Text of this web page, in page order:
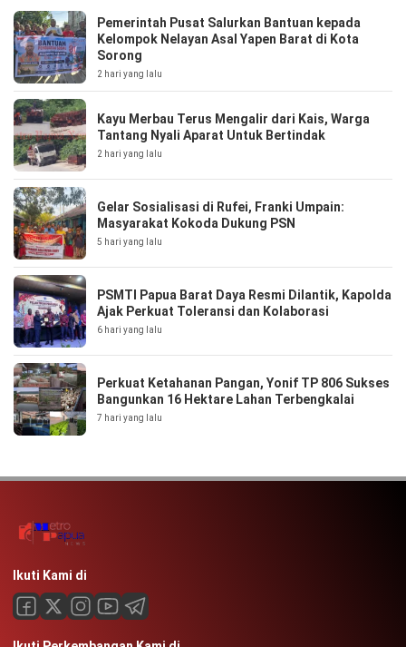
Pemerintah Pusat Salurkan Bantuan kepada
Kelompok Nelayan Asal Yapen Barat di Kota
Sorong
2 hari yang lalu
Kayu Merbau Terus Mengalir dari Kais, Warga
Tantang Nyali Aparat Untuk Bertindak
2 hari yang lalu
Gelar Sosialisasi di Rufei, Franki Umpain:
Masyarakat Kokoda Dukung PSN
5 hari yang lalu
PSMTI Papua Barat Daya Resmi Dilantik, Kapolda
Ajak Perkuat Toleransi dan Kolaborasi
6 hari yang lalu
Perkuat Ketahanan Pangan, Yonif TP 806 Sukses
Bangunkan 16 Hektare Lahan Terbengkalai
7 hari yang lalu
Ikuti Kami di